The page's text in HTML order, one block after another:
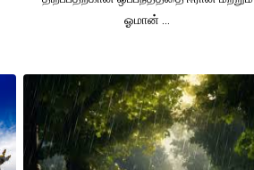
ஓமான் ...